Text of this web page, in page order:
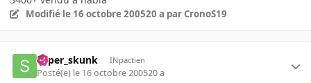
Modifié le 16 octobre 200520 a par CronoS19
super_skunk INpactien
Posté(e) le 16 octobre 200520 a